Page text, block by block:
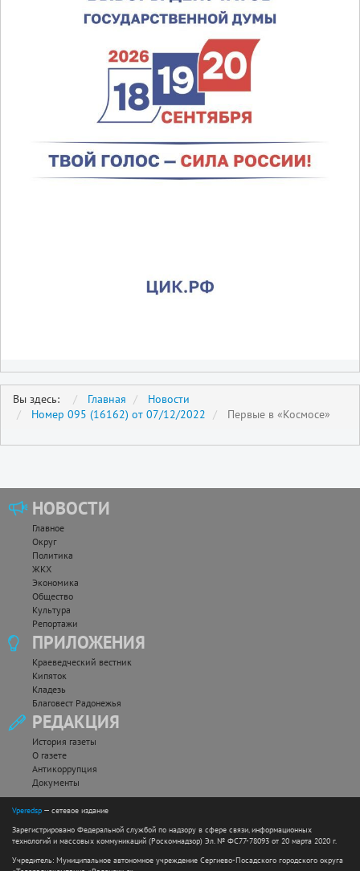
Вы здесь: Главная
Новости
Номер 095 (16162) от 07/12/2022
Первые в «Космосе»
НОВОСТИ
Главное
Округ
Политика
ЖКХ
Экономика
Общество
Культура
Репортажи
ПРИЛОЖЕНИЯ
Краеведческий вестник
Кипяток
Кладезь
Благовест Радонежья
РЕДАКЦИЯ
История газеты
О газете
Антикоррупция
Документы
Vperedsp — сетевое издание
Зарегистрировано Федеральной службой по надзору в сфере связи, информационных
технологий и массовых коммуникаций (Роскомнадзор) Эл. № ФС77-78093 от 20 марта 2020 г.
Учредитель: Муниципальное автономное учреждение Сергиево-Посадского городского округа